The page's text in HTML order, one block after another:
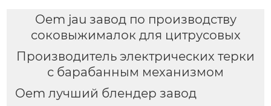
Oem jau завод по производству
соковыжималок для цитрусовых
Производитель электрических терки
с барабанным механизмом
Oem лучший блендер завод